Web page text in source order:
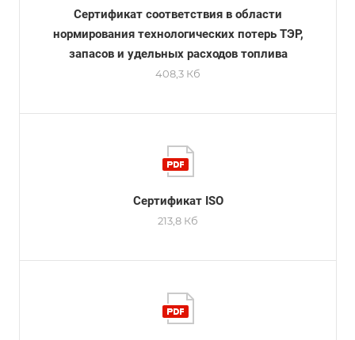
Сертификат соответствия в области
нормирования технологических потерь ТЭР,
запасов и удельных расходов топлива
408,3 Кб
Сертификат ISO
213,8 Кб